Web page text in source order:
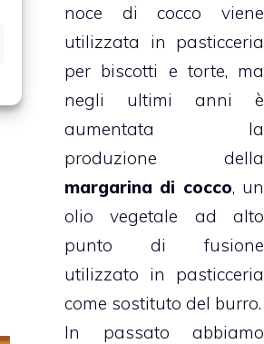
noce di cocco viene
utilizzata in pasticceria
per biscotti e torte, ma
negli ultimi anni è
aumentata la
produzione della
margarina di cocco, un
olio vegetale ad alto
punto di fusione
utilizzato in pasticceria
come sostituto del burro.
In passato abbiamo